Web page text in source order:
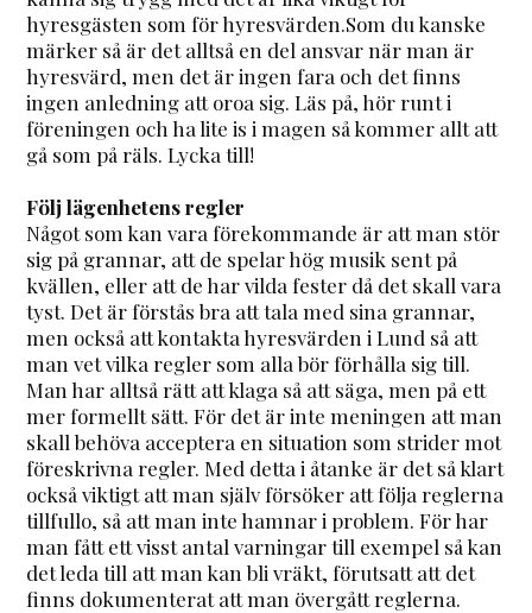
hyresgästen som för hyresvärden.Som du kanske
märker så är det alltså en del ansvar när man är
hyresvärd, men det är ingen fara och det finns
ingen anledning att oroa sig. Läs på, hör runt i
föreningen och ha lite is i magen så kommer allt att
gå som på räls. Lycka till!
Följ lägenhetens regler
Något som kan vara förekommande är att man stör
sig på grannar, att de spelar hög musik sent på
kvällen, eller att de har vilda fester då det skall vara
tyst. Det är förstås bra att tala med sina grannar,
men också att kontakta hyresvärden i Lund så att
man vet vilka regler som alla bör förhålla sig till.
Man har alltså rätt att klaga så att säga, men på ett
mer formellt sätt. För det är inte meningen att man
skall behöva acceptera en situation som strider mot
föreskrivna regler. Med detta i åtanke är det så klart
också viktigt att man själv försöker att följa reglerna
tillfullo, så att man inte hamnar i problem. För har
man fått ett visst antal varningar till exempel så kan
det leda till att man kan bli vräkt, förutsatt att det
finns dokumenterat att man övergått reglerna.